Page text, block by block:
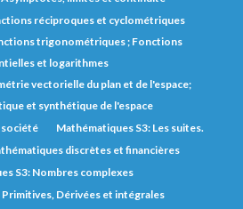
réciproques et cyclométriques
trigonométriques ; Fonctions
et logarithmes
vectorielle du plan et de l'espace;
et synthétique de l'espace
société
Mathématiques S3: Les suites.
discrètes et financières
S3: Nombres complexes
Primitives, Dérivées et intégrales